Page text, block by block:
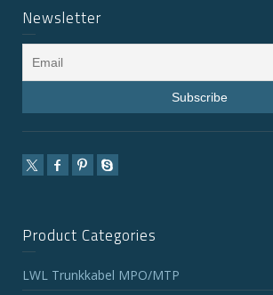
Newsletter
Product Categories
LWL Trunkkabel MPO/MTP